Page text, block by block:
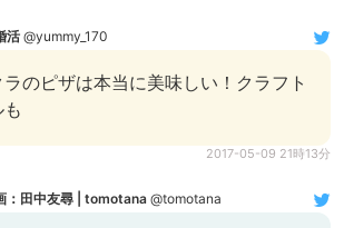
活@yummy_170
ラのピザは本当に美味しい！クラフト
2017-05-09 21時13分
：田中友尋 | tomotana @tomotana